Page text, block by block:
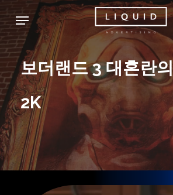
main
content
Menu
보더랜드 3 대혼란의
2K